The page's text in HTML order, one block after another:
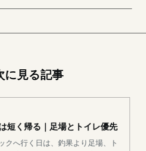
に見る記事
短く帰る｜足場とトイレ優先
クへ行く日は、釣果より足場、ト